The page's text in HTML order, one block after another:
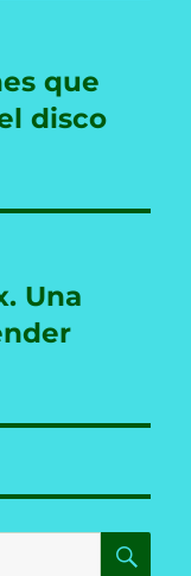
que
disco
Una